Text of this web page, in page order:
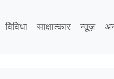
विविधा साक्षात्‍कार न्यूज़